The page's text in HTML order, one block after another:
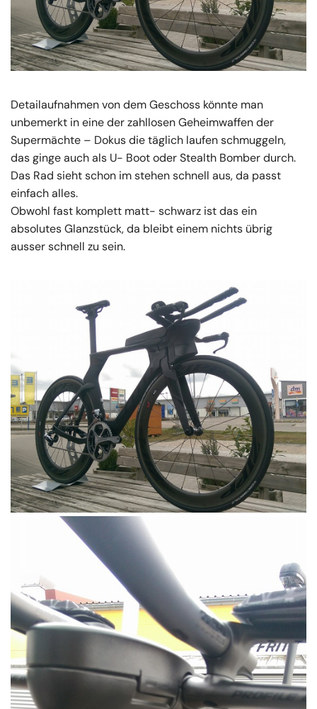
Detailaufnahmen von dem Geschoss könnte man
unbemerkt in eine der zahllosen Geheimwaffen der
Supermächte – Dokus die täglich laufen schmuggeln,
das ginge auch als U- Boot oder Stealth Bomber durch.
Das Rad sieht schon im stehen schnell aus, da passt
einfach alles.
Obwohl fast komplett matt- schwarz ist das ein
absolutes Glanzstück, da bleibt einem nichts übrig
ausser schnell zu sein.